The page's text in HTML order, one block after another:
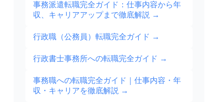
事務派遣転職完全ガイド：仕事内容から年
収、キャリアアップまで徹底解説 →
行政職（公務員）転職完全ガイド →
行政書士事務所への転職完全ガイド →
事務職への転職完全ガイド｜仕事内容・年
収・キャリアを徹底解説 →